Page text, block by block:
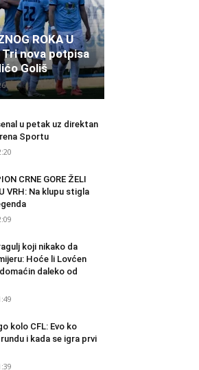
ROKA U
Tri nova potpisa
Goliš
u petak uz direktan
Sportu
CRNE GORE ŽELI
VRH: Na klupu stigla
koji nikako da
Hoće li Lovćen
daleko od
kolo CFL: Evo ko
i kada se igra prvi